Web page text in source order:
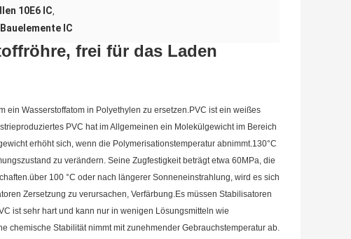
10E6 IC,
IC
frei für das Laden
Wasserstoffatom in Polyethylen zu ersetzen.PVC ist ein weißes
PVC hat im Allgemeinen ein Molekülgewicht im Bereich
erhöht sich, wenn die Polymerisationstemperatur abnimmt.130°C
zu verändern. Seine Zugfestigkeit beträgt etwa 60MPa, die
100 °C oder nach längerer Sonneneinstrahlung, wird es sich
Zersetzung zu verursachen, Verfärbung.Es müssen Stabilisatoren
ist sehr hart und kann nur in wenigen Lösungsmitteln wie
chemische Stabilität nimmt mit zunehmender Gebrauchstemperatur ab.